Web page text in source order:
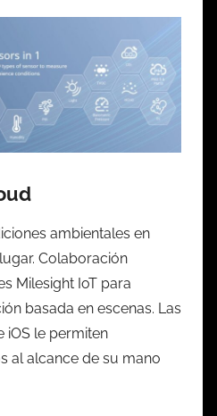
ambientales en
Colaboración
Milesight IoT para
basada en escenas. Las
iOS le permiten
al alcance de su mano